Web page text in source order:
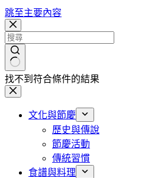
跳至主要內容
找不到符合條件的結果
文化與節慶
歷史與傳說
節慶活動
傳統習慣
食譜與料理